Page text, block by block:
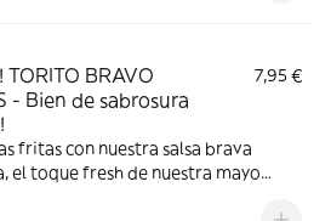
TORITO BRAVO
- Bien de sabrosura
7,95 €
fritas con nuestra salsa brava
el toque fresh de nuestra mayo